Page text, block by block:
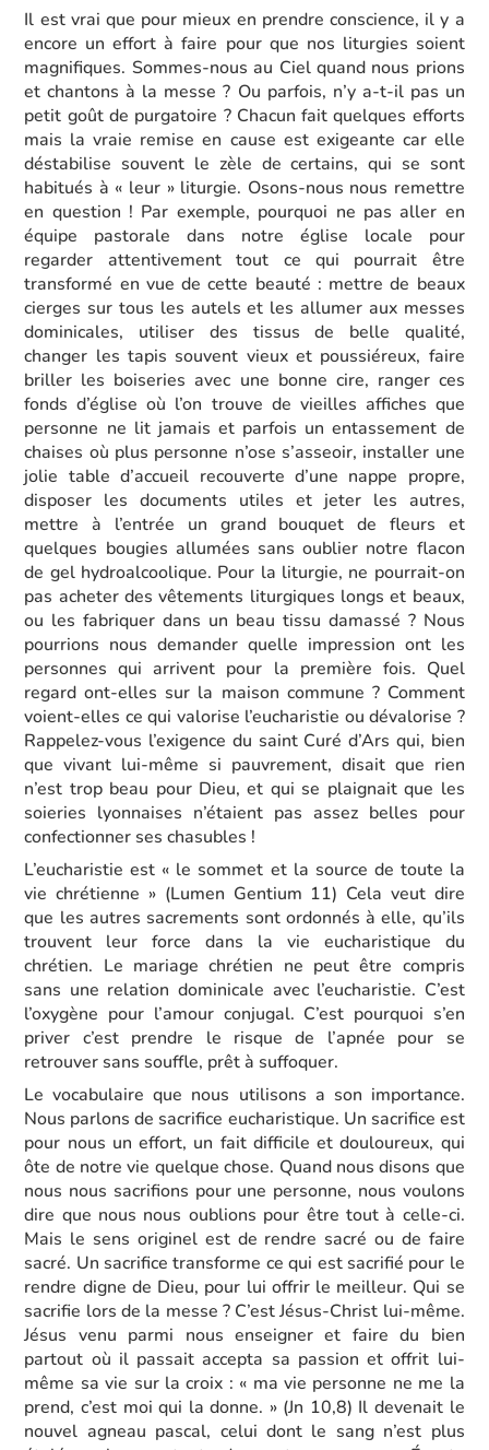
Il est vrai que pour mieux en prendre conscience, il y a
encore un effort à faire pour que nos liturgies soient
magnifiques. Sommes-nous au Ciel quand nous prions
et chantons à la messe ? Ou parfois, n’y a-t-il pas un
petit goût de purgatoire ? Chacun fait quelques efforts
mais la vraie remise en cause est exigeante car elle
déstabilise souvent le zèle de certains, qui se sont
habitués à « leur » liturgie. Osons-nous nous remettre
en question ! Par exemple, pourquoi ne pas aller en
équipe pastorale dans notre église locale pour
regarder attentivement tout ce qui pourrait être
transformé en vue de cette beauté : mettre de beaux
cierges sur tous les autels et les allumer aux messes
dominicales, utiliser des tissus de belle qualité,
changer les tapis souvent vieux et poussiéreux, faire
briller les boiseries avec une bonne cire, ranger ces
fonds d’église où l’on trouve de vieilles affiches que
personne ne lit jamais et parfois un entassement de
chaises où plus personne n’ose s’asseoir, installer une
jolie table d’accueil recouverte d’une nappe propre,
disposer les documents utiles et jeter les autres,
mettre à l’entrée un grand bouquet de fleurs et
quelques bougies allumées sans oublier notre flacon
de gel hydroalcoolique. Pour la liturgie, ne pourrait-on
pas acheter des vêtements liturgiques longs et beaux,
ou les fabriquer dans un beau tissu damassé ? Nous
pourrions nous demander quelle impression ont les
personnes qui arrivent pour la première fois. Quel
regard ont-elles sur la maison commune ? Comment
voient-elles ce qui valorise l’eucharistie ou dévalorise ?
Rappelez-vous l’exigence du saint Curé d’Ars qui, bien
que vivant lui-même si pauvrement, disait que rien
n’est trop beau pour Dieu, et qui se plaignait que les
soieries lyonnaises n’étaient pas assez belles pour
confectionner ses chasubles !
L’eucharistie est « le sommet et la source de toute la
vie chrétienne » (Lumen Gentium 11) Cela veut dire
que les autres sacrements sont ordonnés à elle, qu’ils
trouvent leur force dans la vie eucharistique du
chrétien. Le mariage chrétien ne peut être compris
sans une relation dominicale avec l’eucharistie. C’est
l’oxygène pour l’amour conjugal. C’est pourquoi s’en
priver c’est prendre le risque de l’apnée pour se
retrouver sans souffle, prêt à suffoquer.
Le vocabulaire que nous utilisons a son importance.
Nous parlons de sacrifice eucharistique. Un sacrifice est
pour nous un effort, un fait difficile et douloureux, qui
ôte de notre vie quelque chose. Quand nous disons que
nous nous sacrifions pour une personne, nous voulons
dire que nous nous oublions pour être tout à celle-ci.
Mais le sens originel est de rendre sacré ou de faire
sacré. Un sacrifice transforme ce qui est sacrifié pour le
rendre digne de Dieu, pour lui offrir le meilleur. Qui se
sacrifie lors de la messe ? C’est Jésus-Christ lui-même.
Jésus venu parmi nous enseigner et faire du bien
partout où il passait accepta sa passion et offrit lui-
même sa vie sur la croix : « ma vie personne ne me la
prend, c’est moi qui la donne. » (Jn 10,8) Il devenait le
nouvel agneau pascal, celui dont le sang n’est plus